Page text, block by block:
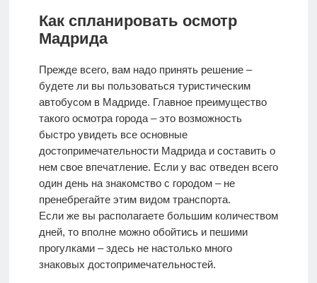
Как спланировать осмотр
Мадрида
Прежде всего, вам надо принять решение –
будете ли вы пользоваться туристическим
автобусом в Мадриде. Главное преимущество
такого осмотра города – это возможность
быстро увидеть все основные
достопримечательности Мадрида и составить о
нем свое впечатление. Если у вас отведен всего
один день на знакомство с городом – не
пренебрегайте этим видом транспорта.
Если же вы располагаете большим количеством
дней, то вполне можно обойтись и пешими
прогулками – здесь не настолько много
знаковых достопримечательностей.